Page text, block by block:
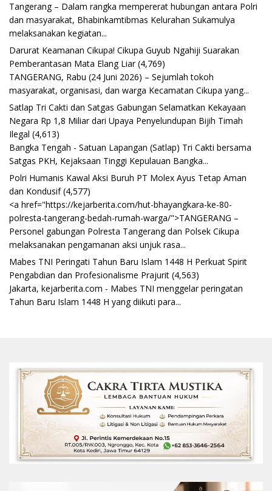
Tangerang – Dalam rangka mempererat hubungan antara Polri
dan masyarakat, Bhabinkamtibmas Kelurahan Sukamulya
melaksanakan kegiatan...
Darurat Keamanan Cikupa! Cikupa Guyub Ngahiji Suarakan
Pemberantasan Mata Elang Liar (4,769)
TANGERANG, Rabu (24 Juni 2026) – Sejumlah tokoh
masyarakat, organisasi, dan warga Kecamatan Cikupa yang...
Satlap Tri Cakti dan Satgas Gabungan Selamatkan Kekayaan
Negara Rp 1,8 Miliar dari Upaya Penyelundupan Bijih Timah
Ilegal (4,613)
Bangka Tengah - Satuan Lapangan (Satlap) Tri Cakti bersama
Satgas PKH, Kejaksaan Tinggi Kepulauan Bangka...
Polri Humanis Kawal Aksi Buruh PT Molex Ayus Tetap Aman
dan Kondusif (4,577)
<a href="https://kejarberita.com/hut-bhayangkara-ke-80-
polresta-tangerang-bedah-rumah-warga/">TANGERANG –
Personel gabungan Polresta Tangerang dan Polsek Cikupa
melaksanakan pengamanan aksi unjuk rasa...
Mabes TNI Peringati Tahun Baru Islam 1448 H Perkuat Spirit
Pengabdian dan Profesionalisme Prajurit (4,563)
Jakarta, kejarberita.com - Mabes TNI menggelar peringatan
Tahun Baru Islam 1448 H yang diikuti para...